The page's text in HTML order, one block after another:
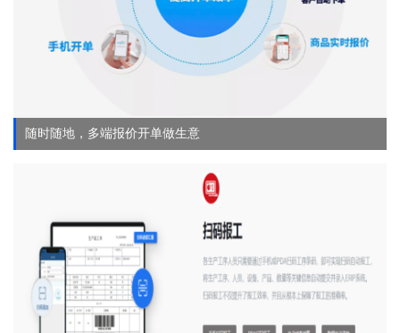
随时随地，多端报价开单做生意